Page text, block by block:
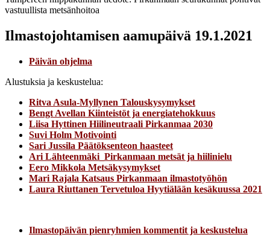
vastuullista metsänhoitoa
Ilmastojohtamisen aamupäivä 19.1.2021
Päivän ohjelma
Alustuksia ja keskustelua:
Ritva Asula-Myllynen Talouskysymykset
Bengt Avellan Kiinteistöt ja energiatehokkuus
Liisa Hyttinen Hiilineutraali Pirkanmaa 2030
Suvi Holm Motivointi
Sari Jussila Päätöksenteon haasteet
Ari Lähteenmäki_Pirkanmaan metsät ja hiilinielu
Eero Mikkola Metsäkysymykset
Mari Rajala Katsaus Pirkanmaan ilmastotyöhön
Laura Riuttanen Tervetuloa Hyytiälään kesäkuussa 2021
Ilmastopäivän pienryhmien kommentit ja keskustelua